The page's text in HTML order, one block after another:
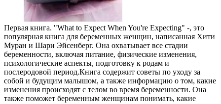
Первая книга. "What to Expect When You're Expecting" -, это
популярная книга для беременных женщин, написанная Хити
Муран и Шари Эйсенберг. Она охватывает все стадии
беременности, включая питание, физические изменения,
психологические аспекты, подготовку к родам и
послеродовой период.Книга содержит советы по уходу за
собой и будущим малышом, а также информацию о том, какие
изменения происходят с телом во время беременности. Она
также поможет беременным женщинам понимать, какие